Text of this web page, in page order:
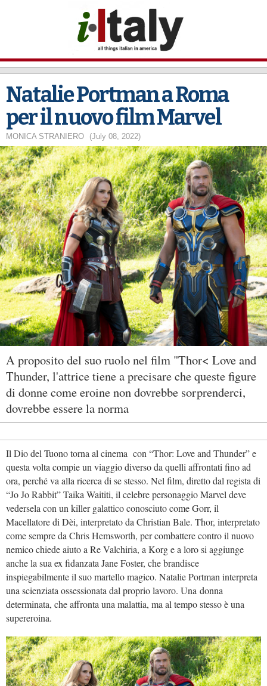
main
content
Natalie Portman a Roma
per il nuovo film Marvel
MONICA STRANIERO (July 08, 2022)
A proposito del suo ruolo nel film "Thor< Love and
Thunder, l'attrice tiene a precisare che queste figure
di donne come eroine non dovrebbe sorprenderci,
dovrebbe essere la norma
Il Dio del Tuono torna al cinema con “Thor: Love and Thunder” e
questa volta compie un viaggio diverso da quelli affrontati fino ad
ora, perché va alla ricerca di se stesso. Nel film, diretto dal regista di
“Jo Jo Rabbit” Taika Waititi, il celebre personaggio Marvel deve
vedersela con un killer galattico conosciuto come Gorr, il
Macellatore di Dèi, interpretato da Christian Bale. Thor, interpretato
come sempre da Chris Hemsworth, per combattere contro il nuovo
nemico chiede aiuto a Re Valchiria, a Korg e a loro si aggiunge
anche la sua ex fidanzata Jane Foster, che brandisce
inspiegabilmente il suo martello magico. Natalie Portman interpreta
una scienziata ossessionata dal proprio lavoro. Una donna
determinata, che affronta una malattia, ma al tempo stesso è una
supereroina.